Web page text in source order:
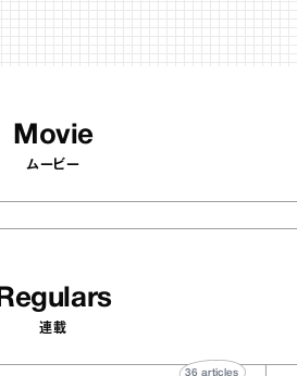
Movie
ムービー
Regulars
連載
36articles